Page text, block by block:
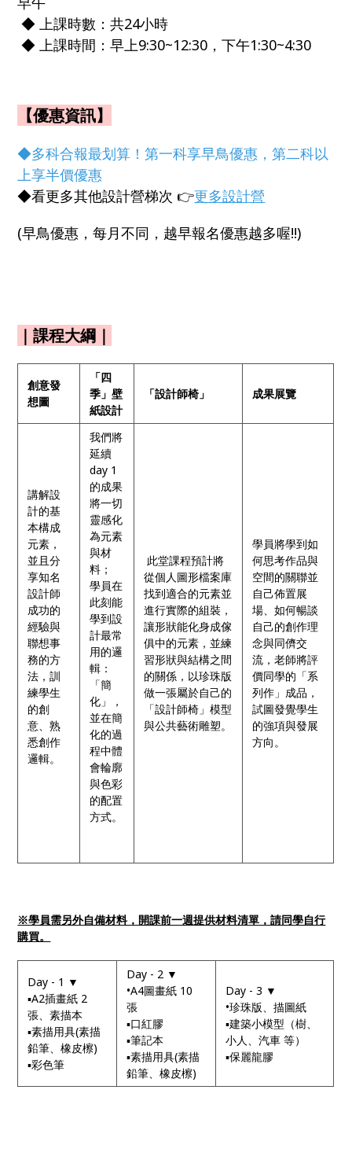
◆ 上課時數：共24小時
◆ 上課時間：早上9:30~12:30，下午1:30~4:30
【優惠資訊】
◆多科合報最划算！第一科享早鳥優惠，第二科以
上享半價優惠
◆看更多其他設計營梯次 👉更多設計營
(早鳥優惠，每月不同，越早報名優惠越多喔!!)
｜課程大綱｜
創意發
想圖
「四
季」壁
紙設計
「設計師椅」 成果展覽
講解設
計的基
本構成
元素，
並且分
享知名
設計師
成功的
經驗與
聯想事
務的方
法，訓
練學生
的創
意、熟
悉創作
邏輯。
我們將
延續
day 1
的成果
將一切
靈感化
為元素
與材
料；
學員在
此刻能
學到設
計最常
用的邏
輯：
「簡
化」，
並在簡
化的過
程中體
會輪廓
與色彩
的配置
方式。
此堂課程預計將
從個人圖形檔案庫
找到適合的元素並
進行實際的組裝，
讓形狀能化身成傢
俱中的元素，並練
習形狀與結構之間
的關係，以珍珠版
做一張屬於自己的
「設計師椅」模型
與公共藝術雕塑。
學員將學到如
何思考作品與
空間的關聯並
自己佈置展
場、如何暢談
自己的創作理
念與同儕交
流，老師將評
價同學的「系
列作」成品，
試圖發覺學生
的強項與發展
方向。
※學員需另外自備材料，開課前一週提供材料清單，請同學自行
購買。
Day - 1 ▼
▪A2插畫紙 2
張、素描本
▪素描用具(素描
鉛筆、橡皮檫)
▪彩色筆
Day - 2 ▼
•A4圖畫紙 10
張
▪口紅膠
▪筆記本
▪素描用具(素描
鉛筆、橡皮檫)
Day - 3 ▼
•珍珠版、描圖紙
▪建築小模型（樹、
小人、汽車 等）
▪保麗龍膠